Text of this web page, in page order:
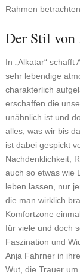
Rahmen betrachten.
Der Stil von
In „Alkatar“ schafft
sehr lebendige
charakterlich
erschaffen die
unähnlich ist und
alles, was wir bis
ist dabei gespickt
Nachdenklichkeit,
auch so etwas wie
leben lassen, nur
die man wirklich
Komfortzone
für viele und doch
Faszination und
Anja Fahrner in
Wut, die Trauer